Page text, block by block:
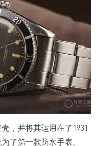
，并将其运用在了1931
了第一款防水手表。